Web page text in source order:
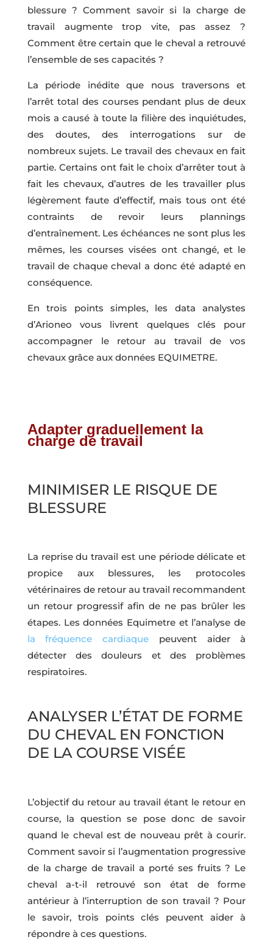
blessure ? Comment savoir si la charge de
travail augmente trop vite, pas assez ?
Comment être certain que le cheval a retrouvé
l’ensemble de ses capacités ?
La période inédite que nous traversons et
l’arrêt total des courses pendant plus de deux
mois a causé à toute la filière des inquiétudes,
des doutes, des interrogations sur de
nombreux sujets. Le travail des chevaux en fait
partie. Certains ont fait le choix d’arrêter tout à
fait les chevaux, d’autres de les travailler plus
légèrement faute d’effectif, mais tous ont été
contraints de revoir leurs plannings
d’entraînement. Les échéances ne sont plus les
mêmes, les courses visées ont changé, et le
travail de chaque cheval a donc été adapté en
conséquence.
En trois points simples, les data analystes
d’Arioneo vous livrent quelques clés pour
accompagner le retour au travail de vos
chevaux grâce aux données EQUIMETRE.
Adapter graduellement la
charge de travail
MINIMISER LE RISQUE DE
BLESSURE
La reprise du travail est une période délicate et
propice aux blessures, les protocoles
vétérinaires de retour au travail recommandent
un retour progressif afin de ne pas brûler les
étapes. Les données Equimetre et l’analyse de
la fréquence cardiaque peuvent aider à
détecter des douleurs et des problèmes
respiratoires.
ANALYSER L’ÉTAT DE FORME
DU CHEVAL EN FONCTION
DE LA COURSE VISÉE
L’objectif du retour au travail étant le retour en
course, la question se pose donc de savoir
quand le cheval est de nouveau prêt à courir.
Comment savoir si l’augmentation progressive
de la charge de travail a porté ses fruits ? Le
cheval a-t-il retrouvé son état de forme
antérieur à l’interruption de son travail ? Pour
le savoir, trois points clés peuvent aider à
répondre à ces questions.